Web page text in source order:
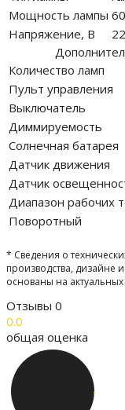
Мощность лампы
Напряжение, В
Количество ламп
Пульт управления
Выключатель
Диммируемость
Солнечная батарея
Датчик движения
Датчик
Диапазон рабочих
Поворотный
* Сведения о
производства, дизайне
основаны на
Отзывы 0
0.0
общая оценка